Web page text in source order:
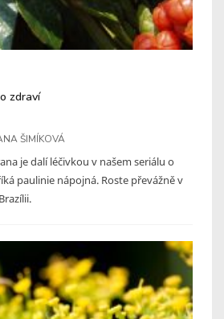
zdraví
ŠIMÍKOVÁ
je dalí léčivkou v našem seriálu o
paulinie nápojná. Roste převážně v